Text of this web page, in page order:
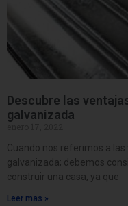
Descubre las
galvanizada
Cuando nos referimos a
galvanizada; debemos
construir una casa, ya que
Leer mas »